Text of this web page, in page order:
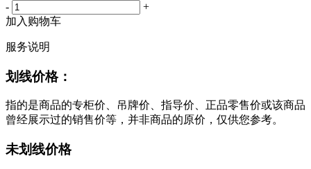
-
+
加入购物车
服务说明
划线价格：
指的是商品的专柜价、吊牌价、指导价、正品零售价或该商品
曾经展示过的销售价等，并非商品的原价，仅供您参考。
未划线价格